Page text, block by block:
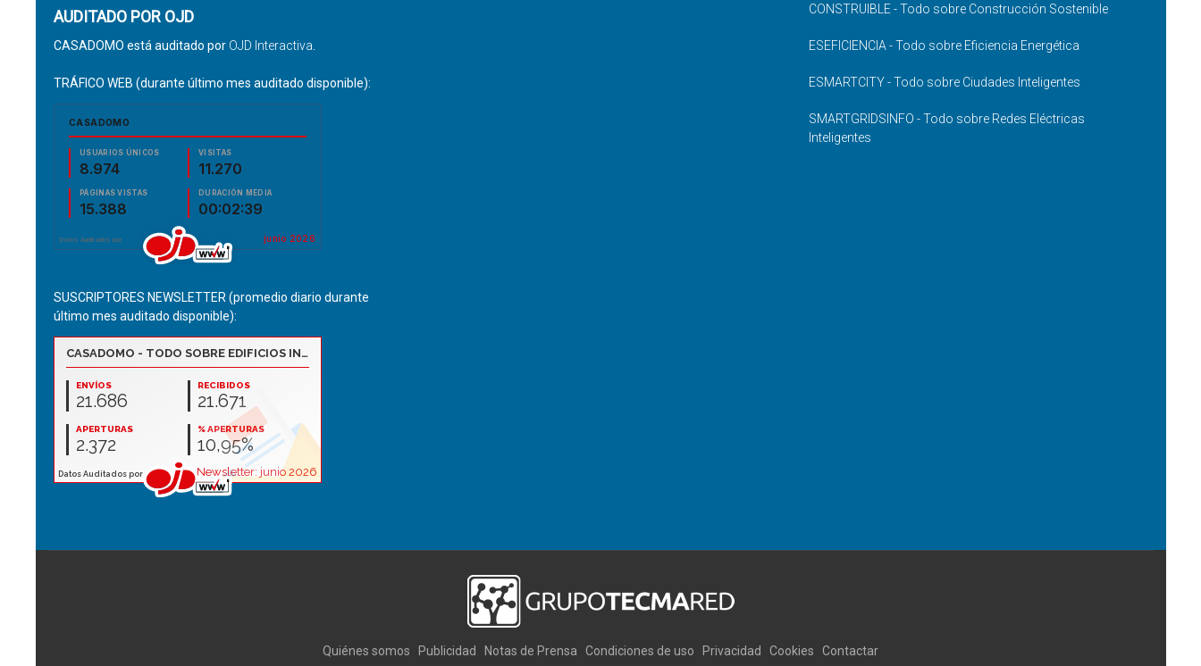
AUDITADO POR OJD
CASADOMO está auditado por OJD Interactiva.
TRÁFICO WEB (durante último mes auditado disponible):
SUSCRIPTORES NEWSLETTER (promedio diario durante
último mes auditado disponible):
CONSTRUIBLE - Todo sobre Construcción Sostenible
ESEFICIENCIA - Todo sobre Eficiencia Energética
ESMARTCITY - Todo sobre Ciudades Inteligentes
SMARTGRIDSINFO - Todo sobre Redes Eléctricas
Inteligentes
Quiénes somos Publicidad Notas de Prensa Condiciones de uso Privacidad Cookies Contactar